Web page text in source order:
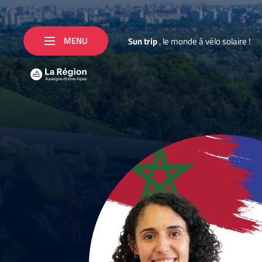
MENU Suntrip,le mondeàvélosolaire !